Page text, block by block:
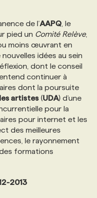
de l’AAPQ , le
pied un Comité Relève,
moins œuvrant en
idées au sein
dont le conseil
continuer à
dont la poursuite
artistes (UDA) d’une
pour la
pour internet et les
des meilleures
le rayonnement
formations
2013